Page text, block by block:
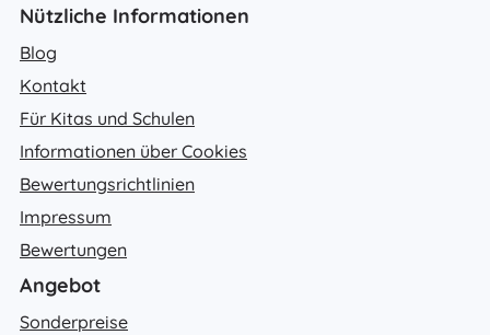
Nützliche Informationen
Blog
Kontakt
Für Kitas und Schulen
Informationen über Cookies
Bewertungsrichtlinien
Impressum
Bewertungen
Angebot
Sonderpreise